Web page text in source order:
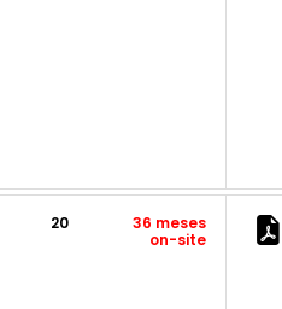
20
36 meses
on-site